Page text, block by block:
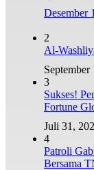
Desember
2
Al-
September
3
Sukses!
Fortune
Juli 31,
4
Patroli
Bersama